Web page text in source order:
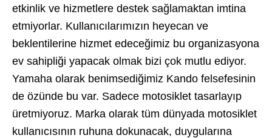
etkinlik ve hizmetlere destek sağlamaktan imtina
etmiyorlar. Kullanıcılarımızın heyecan ve
beklentilerine hizmet edeceğimiz bu organizasyona
ev sahipliği yapacak olmak bizi çok mutlu ediyor.
Yamaha olarak benimsediğimiz Kando felsefesinin
de özünde bu var. Sadece motosiklet tasarlayıp
üretmiyoruz. Marka olarak tüm dünyada motosiklet
kullanıcısının ruhuna dokunacak, duygularına